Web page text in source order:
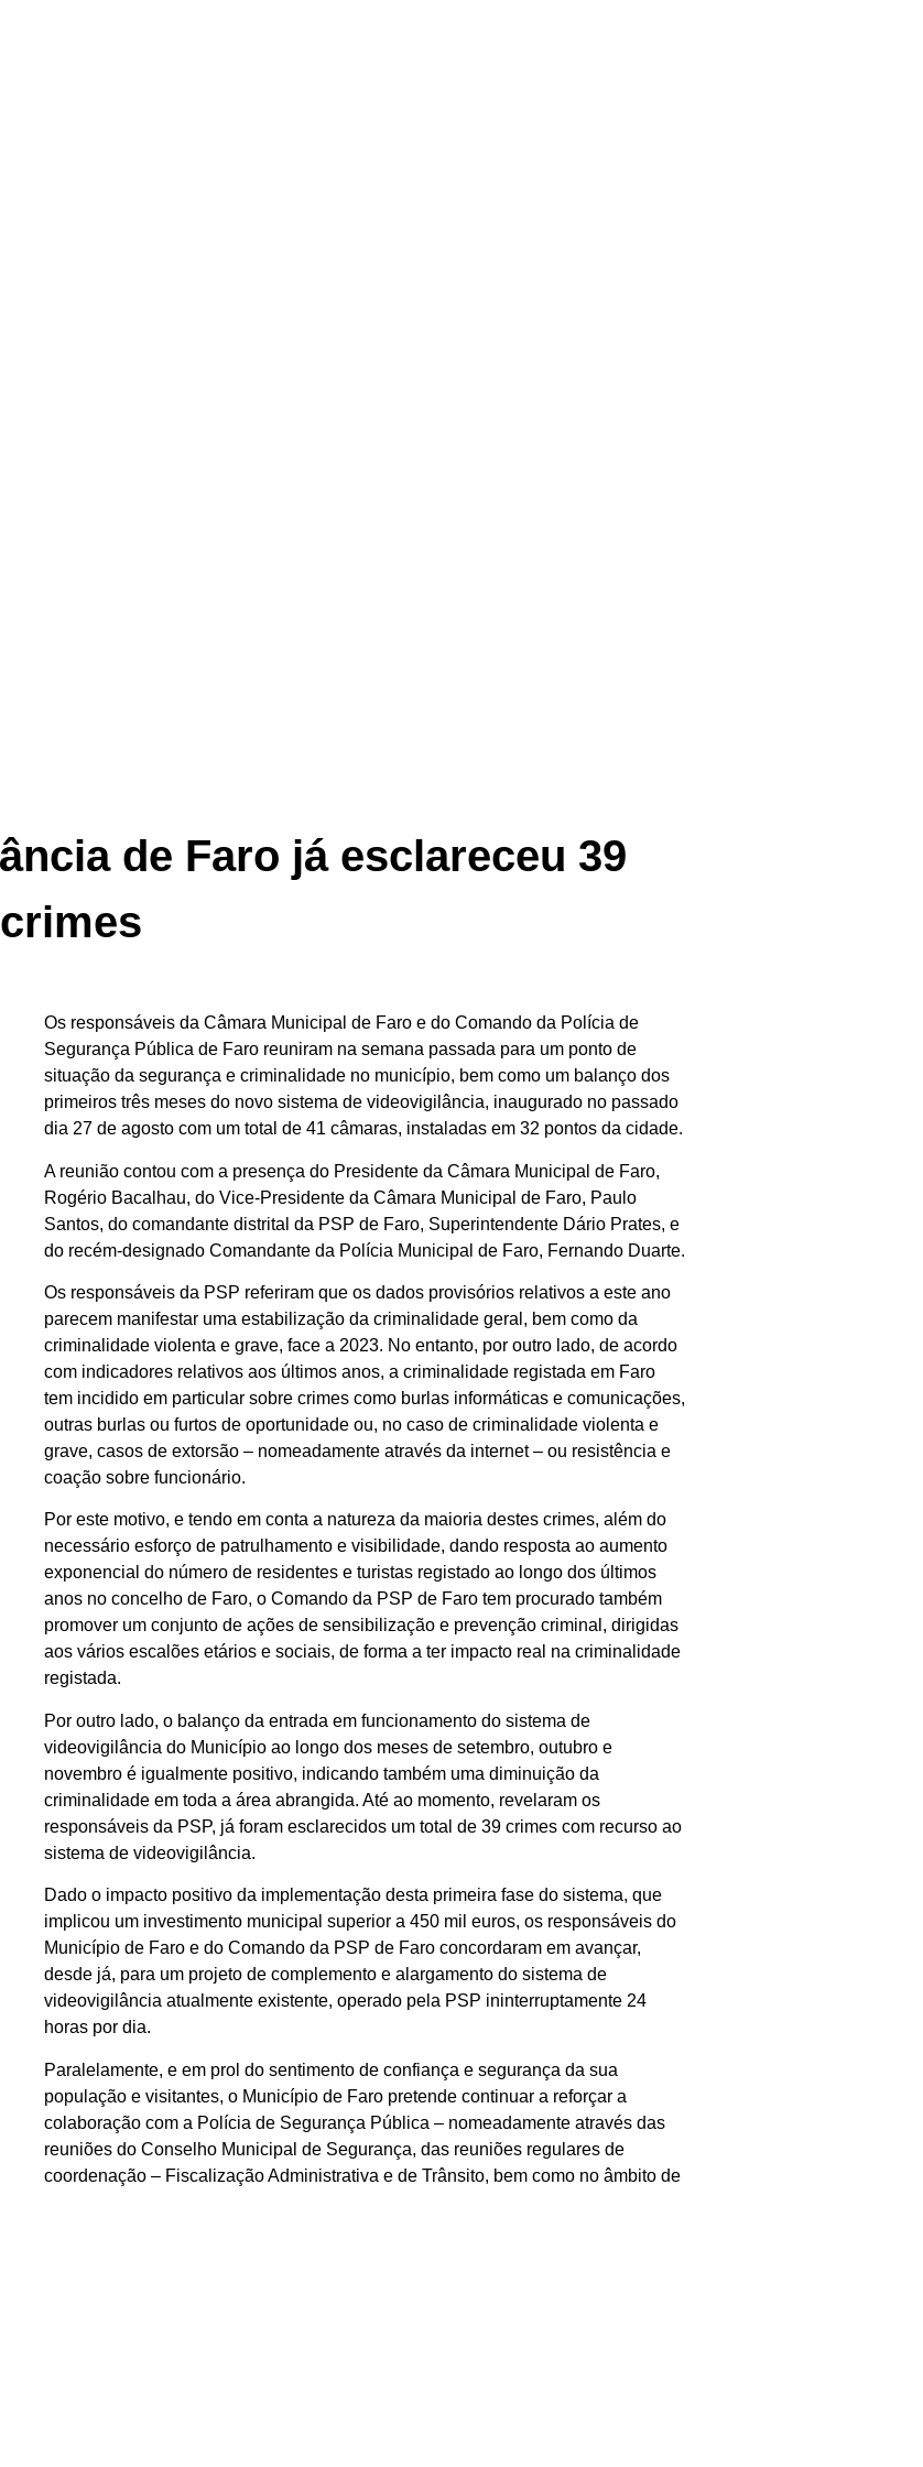
de Faro já esclareceu 39
crimes
Os responsáveis da Câmara Municipal de Faro e do Comando da Polícia de
Segurança Pública de Faro reuniram na semana passada para um ponto de
situação da segurança e criminalidade no município, bem como um balanço dos
primeiros três meses do novo sistema de videovigilância, inaugurado no passado
dia 27 de agosto com um total de 41 câmaras, instaladas em 32 pontos da cidade.
A reunião contou com a presença do Presidente da Câmara Municipal de Faro,
Rogério Bacalhau, do Vice-Presidente da Câmara Municipal de Faro, Paulo
Santos, do comandante distrital da PSP de Faro, Superintendente Dário Prates, e
do recém-designado Comandante da Polícia Municipal de Faro, Fernando Duarte.
Os responsáveis da PSP referiram que os dados provisórios relativos a este ano
parecem manifestar uma estabilização da criminalidade geral, bem como da
criminalidade violenta e grave, face a 2023. No entanto, por outro lado, de acordo
com indicadores relativos aos últimos anos, a criminalidade registada em Faro
tem incidido em particular sobre crimes como burlas informáticas e comunicações,
outras burlas ou furtos de oportunidade ou, no caso de criminalidade violenta e
grave, casos de extorsão – nomeadamente através da internet – ou resistência e
coação sobre funcionário.
Por este motivo, e tendo em conta a natureza da maioria destes crimes, além do
necessário esforço de patrulhamento e visibilidade, dando resposta ao aumento
exponencial do número de residentes e turistas registado ao longo dos últimos
anos no concelho de Faro, o Comando da PSP de Faro tem procurado também
promover um conjunto de ações de sensibilização e prevenção criminal, dirigidas
aos vários escalões etários e sociais, de forma a ter impacto real na criminalidade
registada.
Por outro lado, o balanço da entrada em funcionamento do sistema de
videovigilância do Município ao longo dos meses de setembro, outubro e
novembro é igualmente positivo, indicando também uma diminuição da
criminalidade em toda a área abrangida. Até ao momento, revelaram os
responsáveis da PSP, já foram esclarecidos um total de 39 crimes com recurso ao
sistema de videovigilância.
Dado o impacto positivo da implementação desta primeira fase do sistema, que
implicou um investimento municipal superior a 450 mil euros, os responsáveis do
Município de Faro e do Comando da PSP de Faro concordaram em avançar,
desde já, para um projeto de complemento e alargamento do sistema de
videovigilância atualmente existente, operado pela PSP ininterruptamente 24
horas por dia.
Paralelamente, e em prol do sentimento de confiança e segurança da sua
população e visitantes, o Município de Faro pretende continuar a reforçar a
colaboração com a Polícia de Segurança Pública – nomeadamente através das
reuniões do Conselho Municipal de Segurança, das reuniões regulares de
coordenação – Fiscalização Administrativa e de Trânsito, bem como no âmbito de